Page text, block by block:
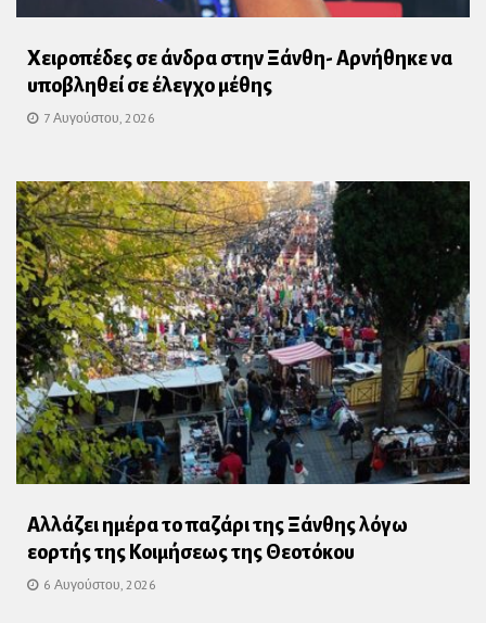
Χειροπέδες σε άνδρα στην Ξάνθη- Αρνήθηκε να
υποβληθεί σε έλεγχο μέθης
7 Αυγούστου, 2026
Αλλάζει ημέρα το παζάρι της Ξάνθης λόγω
εορτής της Κοιμήσεως της Θεοτόκου
6 Αυγούστου, 2026